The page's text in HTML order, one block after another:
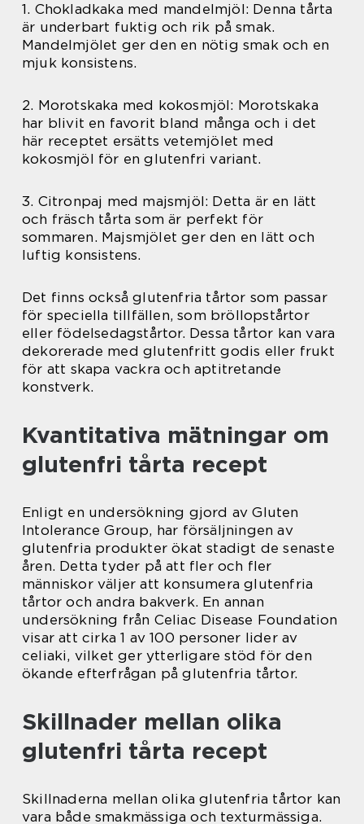
1. Chokladkaka med mandelmjöl: Denna tårta
är underbart fuktig och rik på smak.
Mandelmjölet ger den en nötig smak och en
mjuk konsistens.
2. Morotskaka med kokosmjöl: Morotskaka
har blivit en favorit bland många och i det
här receptet ersätts vetemjölet med
kokosmjöl för en glutenfri variant.
3. Citronpaj med majsmjöl: Detta är en lätt
och fräsch tårta som är perfekt för
sommaren. Majsmjölet ger den en lätt och
luftig konsistens.
Det finns också glutenfria tårtor som passar
för speciella tillfällen, som bröllopstårtor
eller födelsedagstårtor. Dessa tårtor kan vara
dekorerade med glutenfritt godis eller frukt
för att skapa vackra och aptitretande
konstverk.
Kvantitativa mätningar om
glutenfri tårta recept
Enligt en undersökning gjord av Gluten
Intolerance Group, har försäljningen av
glutenfria produkter ökat stadigt de senaste
åren. Detta tyder på att fler och fler
människor väljer att konsumera glutenfria
tårtor och andra bakverk. En annan
undersökning från Celiac Disease Foundation
visar att cirka 1 av 100 personer lider av
celiaki, vilket ger ytterligare stöd för den
ökande efterfrågan på glutenfria tårtor.
Skillnader mellan olika
glutenfri tårta recept
Skillnaderna mellan olika glutenfria tårtor kan
vara både smakmässiga och texturmässiga.